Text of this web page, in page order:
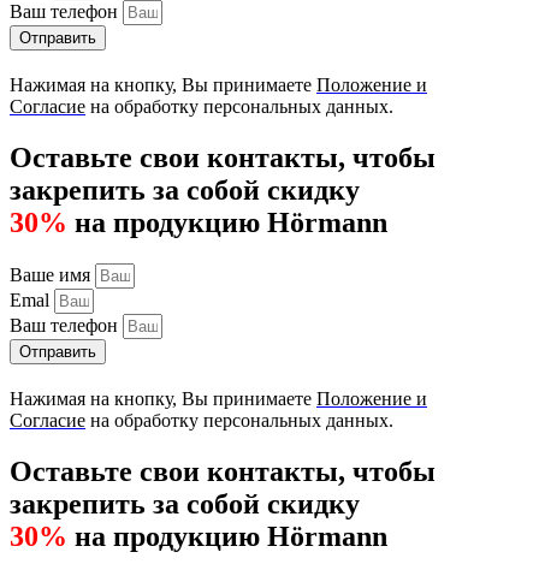
Ваш телефон
Отправить
Нажимая на кнопку, Вы принимаете Положение и
Согласие на обработку персональных данных.
Оставьте свои контакты, чтобы
закрепить за собой скидку
30% на продукцию Hörmann
Ваше имя
Emal
Ваш телефон
Отправить
Нажимая на кнопку, Вы принимаете Положение и
Согласие на обработку персональных данных.
Оставьте свои контакты, чтобы
закрепить за собой скидку
30% на продукцию Hörmann